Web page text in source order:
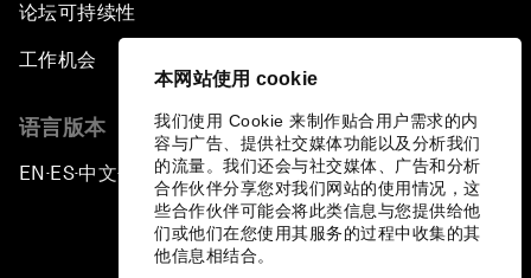
本网站使用 cookie
我们使用 Cookie 来制作贴合用户需求的内
容与广告、提供社交媒体功能以及分析我们
的流量。我们还会与社交媒体、广告和分析
合作伙伴分享您对我们网站的使用情况，这
些合作伙伴可能会将此类信息与您提供给他
们或他们在您使用其服务的过程中收集的其
他信息相结合。
论坛可持续性
工作机会
语言版本
EN ▪ ES▪中文▪ 日本語